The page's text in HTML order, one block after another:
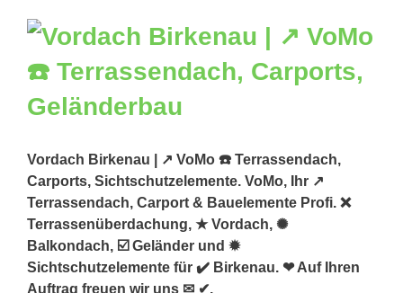
Vordach Birkenau | ↗️ VoMo ☎️ Terrassendach,
Carports, Sichtschutzelemente. VoMo, Ihr ↗️
Terrassendach, Carport & Bauelemente Profi. ❌
Terrassenüberdachung, ★ Vordach, ✺
Balkondach, ☑️ Geländer und ✹
Sichtschutzelemente für ✔️ Birkenau. ❤ Auf Ihren
Auftrag freuen wir uns ✉ ✔.